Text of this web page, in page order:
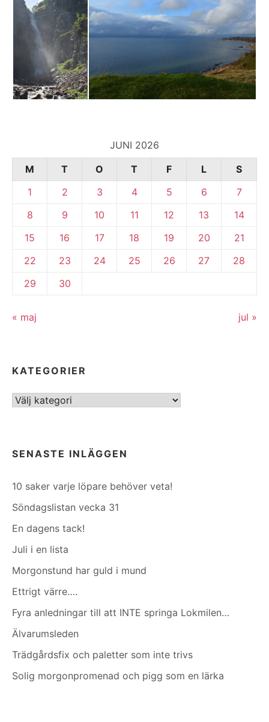
JUNI 2026
M
T O T F L
S
1
2 3 4 5 6
7
8
9 10 11 12 13
14
15
16 17 18 19 20
21
22
23 24 25 26 27
28
29
30
« maj jul »
KATEGORIER
Kategorier
SENASTE INLÄGGEN
10 saker varje löpare behöver veta!
Söndagslistan vecka 31
En dagens tack!
Juli i en lista
Morgonstund har guld i mund
Ettrigt värre….
Fyra anledningar till att INTE springa Lokmilen…
Älvarumsleden
Trädgårdsfix och paletter som inte trivs
Solig morgonpromenad och pigg som en lärka